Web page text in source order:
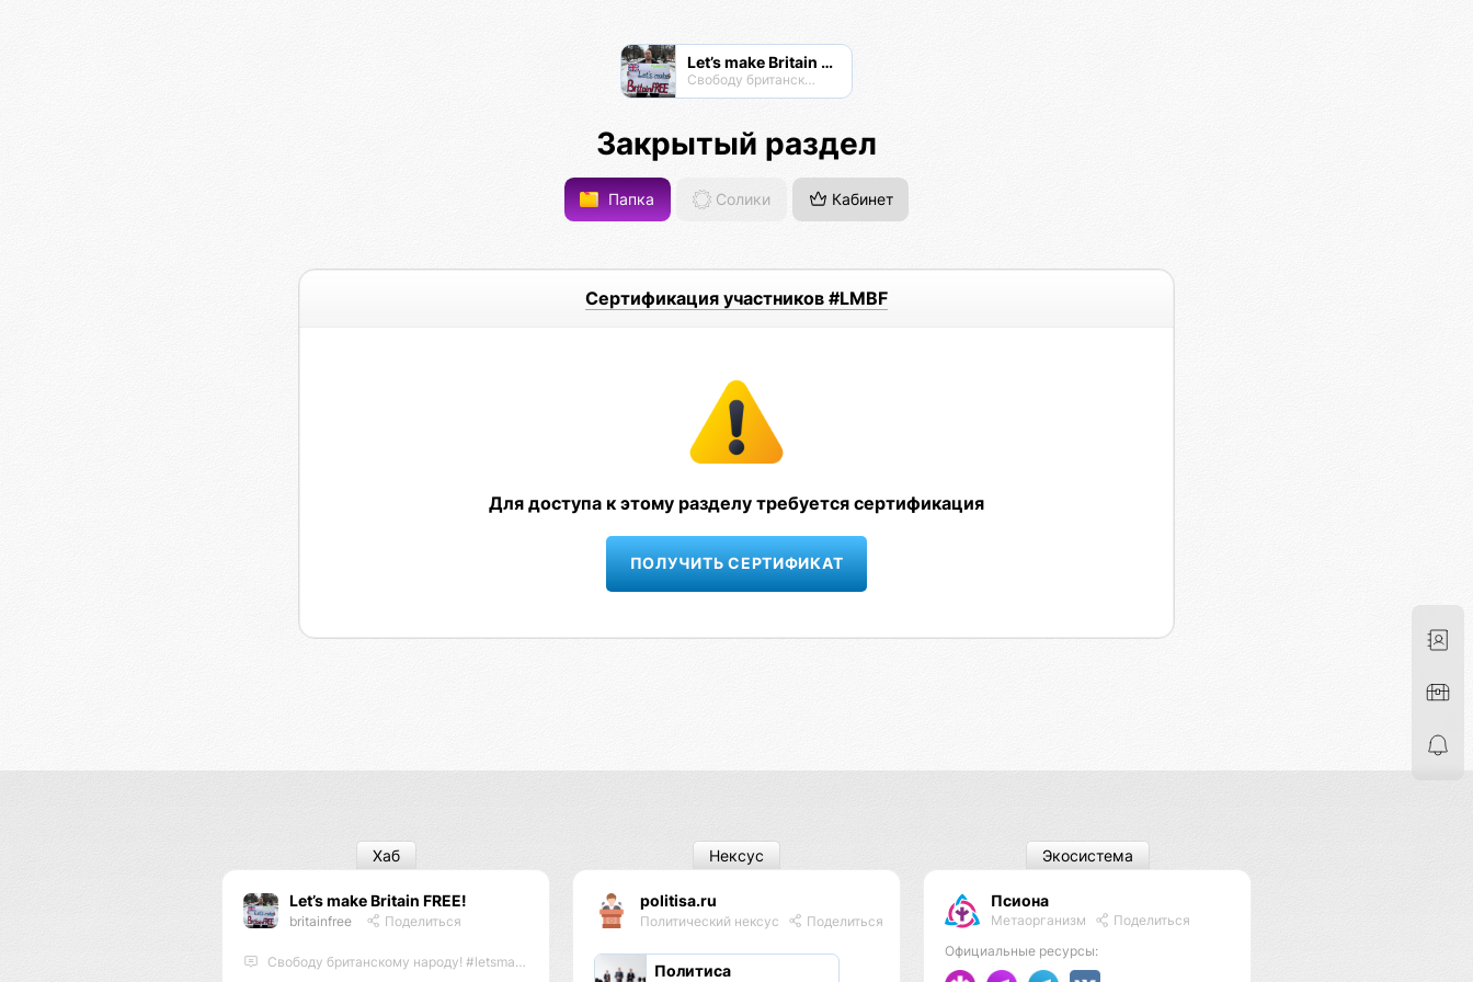
Let’s make Britain FREE!
Свободу британскому народу! #letsmakebritainfree #lmbf
Закрытый раздел
Папка Солики Кабинет
Сертификация участников #LMBF
Для доступа к этому разделу требуется сертификация
ПОЛУЧИТЬ СЕРТИФИКАТ
Let’s make Britain FREE!
britainfree Поделиться
Свободу британскому народу! #letsmakebritainfree #lmbf
Хаб
politisa.ru
Политический нексус Поделиться
Политиса
Нексус
Псиона
Метаорганизм
Поделиться
Официальные ресурсы:
Экосистема